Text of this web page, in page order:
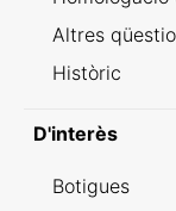
Altres
Històric
D'interès
Botigues